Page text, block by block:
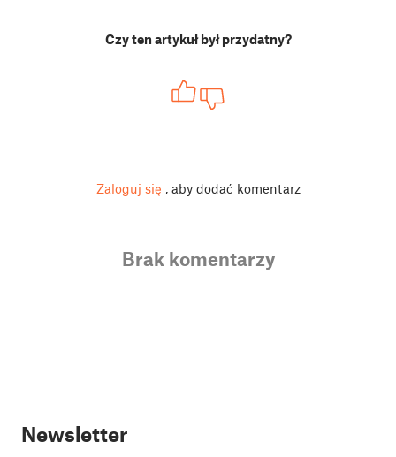
Czy ten artykuł był przydatny?
Zaloguj się , aby dodać komentarz
Brak komentarzy
Newsletter